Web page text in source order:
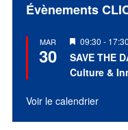
Évènements
MAR
30
Mis
en
avant
09:30 - 17:30
SAVE THE
Culture &
Voir le calendrier